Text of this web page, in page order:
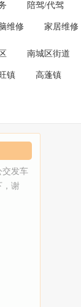
陪驾/代驾
维修 家居维修
南城区街道
镇 高蓬镇
交发车
，谢